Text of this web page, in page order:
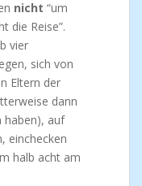
nicht “um
die Reise”.
vier
sich von
Eltern der
dann
haben), auf
einchecken
halb acht am